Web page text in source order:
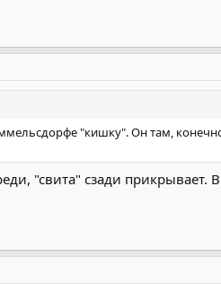
"кишку". Он там,
"свита" сзади прикрывает.